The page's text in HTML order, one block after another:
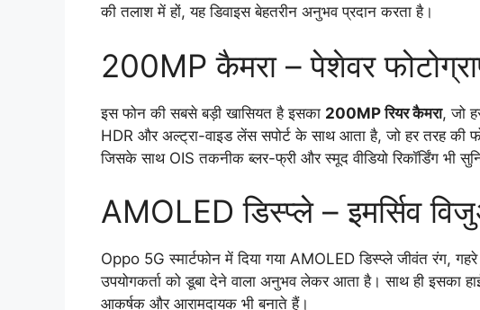
की तलाश में हों, यह डिवाइस बेहतरीन अनुभव प्रदान करता है।
200MP कैमरा – पेशेवर
इस फोन की सबसे बड़ी खासियत है इसका 200MP रियर कैमरा, जो
HDR और अल्ट्रा-वाइड लेंस सपोर्ट के साथ आता है, जो हर तरह की
जिसके साथ OIS तकनीक ब्लर-फ्री और स्मूद वीडियो रिकॉर्डिंग भी
AMOLED डिस्प्ले – इमर्सिव
Oppo 5G स्मार्टफोन में दिया गया AMOLED डिस्प्ले जीवंत रंग,
उपयोगकर्ता को डूबा देने वाला अनुभव लेकर आता है। साथ ही इसका
आकर्षक और आरामदायक भी बनाते हैं।